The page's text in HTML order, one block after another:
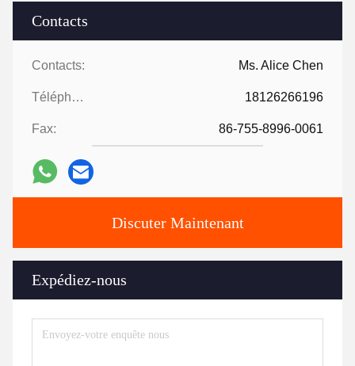
Contacts
Contacts: Ms. Alice Chen
Téléphone: 18126266196
Fax: 86-755-8996-0061
Discuter Maintenant
Expédiez-nous